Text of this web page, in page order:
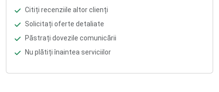
Citiți recenziile altor clienți
Solicitați oferte detaliate
Păstrați dovezile comunicării
Nu plătiți înaintea serviciilor